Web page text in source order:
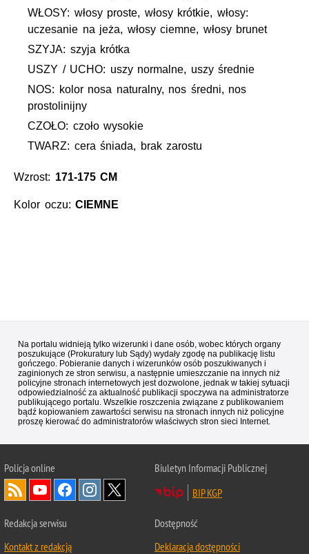
WŁOSY: włosy proste, włosy krótkie, włosy:
uczesanie na jeża, włosy ciemne, włosy brunet
SZYJA: szyja krótka
USZY / UCHO: uszy normalne, uszy średnie
NOS: kolor nosa naturalny, nos średni, nos
prostolinijny
CZOŁO: czoło wysokie
TWARZ: cera śniada, brak zarostu
Wzrost: 171-175 CM
Kolor oczu:CIEMNE
Na portalu widnieją tylko wizerunki i dane osób, wobec których organy
poszukujące (Prokuratury lub Sądy) wydały zgodę na publikację listu
gończego. Pobieranie danych i wizerunków osób poszukiwanych i
zaginionych ze stron serwisu, a następnie umieszczanie na innych niż
policyjne stronach internetowych jest dozwolone, jednak w takiej sytuacji
odpowiedzialność za aktualność publikacji spoczywa na administratorze
publikującego portalu. Wszelkie roszczenia związane z publikowaniem
bądź kopiowaniem zawartości serwisu na stronach innych niż policyjne
proszę kierować do administratorów właściwych stron sieci Internet.
Policjaonline
Biuletyn Informacji Publicznej
BIP KGP
Redakcja serwisu
Kontakt z redakcją
Dostępność
Deklaracja dostępności